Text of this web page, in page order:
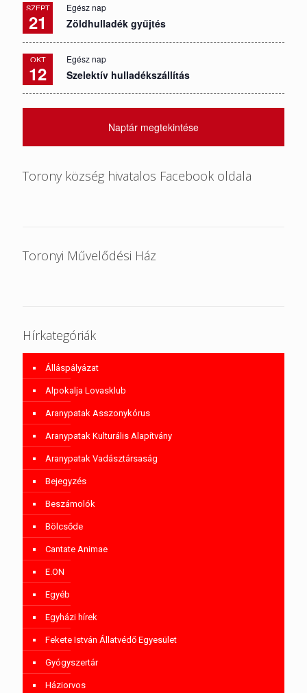
SZEPT
21
Egész nap
Zöldhulladék gyűjtés
OKT
12
Egész nap
Szelektív hulladékszállítás
Naptár megtekintése
Torony község hivatalos Facebook oldala
Toronyi Művelődési Ház
Hírkategóriák
Álláspályázat
Alpokalja Lovasklub
Aranypatak Asszonykórus
Aranypatak Kulturális Alapítvány
Aranypatak Vadásztársaság
Bejegyzés
Beszámolók
Bölcsőde
Cantate Animae
E.ON
Egyéb
Egyházi hírek
Fekete István Állatvédő Egyesület
Gyógyszertár
Háziorvos